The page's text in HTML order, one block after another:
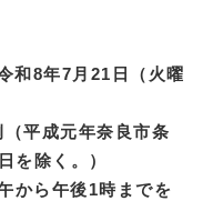
和8年7月21日（火曜
（平成元年奈良市条
を除く。）
から午後1時までを